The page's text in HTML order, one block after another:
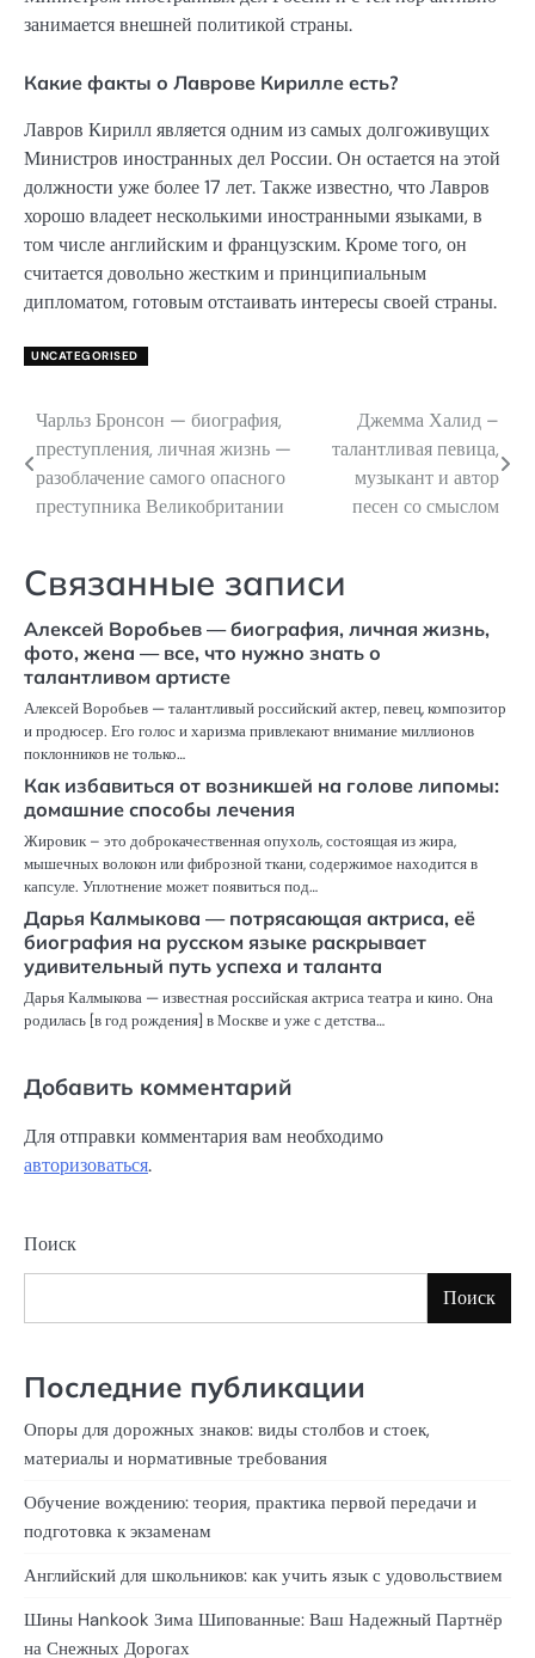
занимается внешней политикой страны.
Какие факты о Лаврове Кирилле есть?
Лавров Кирилл является одним из самых долгоживущих
Министров иностранных дел России. Он остается на этой
должности уже более 17 лет. Также известно, что Лавров
хорошо владеет несколькими иностранными языками, в
том числе английским и французским. Кроме того, он
считается довольно жестким и принципиальным
дипломатом, готовым отстаивать интересы своей страны.
UNCATEGORISED
Навигация
по
записям
Чарльз Бронсон — биография,
преступления, личная жизнь —
разоблачение самого опасного
преступника Великобритании
Джемма Халид –
талантливая певица,
музыкант и автор
песен со смыслом
Связанные записи
Алексей Воробьев — биография, личная жизнь,
фото, жена — все, что нужно знать о
талантливом артисте
Алексей Воробьев — талантливый российский актер, певец, композитор
и продюсер. Его голос и харизма привлекают внимание миллионов
поклонников не только…
Как избавиться от возникшей на голове липомы:
домашние способы лечения
Жировик – это доброкачественная опухоль, состоящая из жира,
мышечных волокон или фиброзной ткани, содержимое находится в
капсуле. Уплотнение может появиться под…
Дарья Калмыкова — потрясающая актриса, её
биография на русском языке раскрывает
удивительный путь успеха и таланта
Дарья Калмыкова — известная российская актриса театра и кино. Она
родилась [в год рождения] в Москве и уже с детства…
Добавить комментарий
Для отправки комментария вам необходимо
авторизоваться.
Поиск
Поиск
Последние публикации
Опоры для дорожных знаков: виды столбов и стоек,
материалы и нормативные требования
Обучение вождению: теория, практика первой передачи и
подготовка к экзаменам
Английский для школьников: как учить язык с удовольствием
Шины Hankook Зима Шипованные: Ваш Надежный Партнёр
на Снежных Дорогах